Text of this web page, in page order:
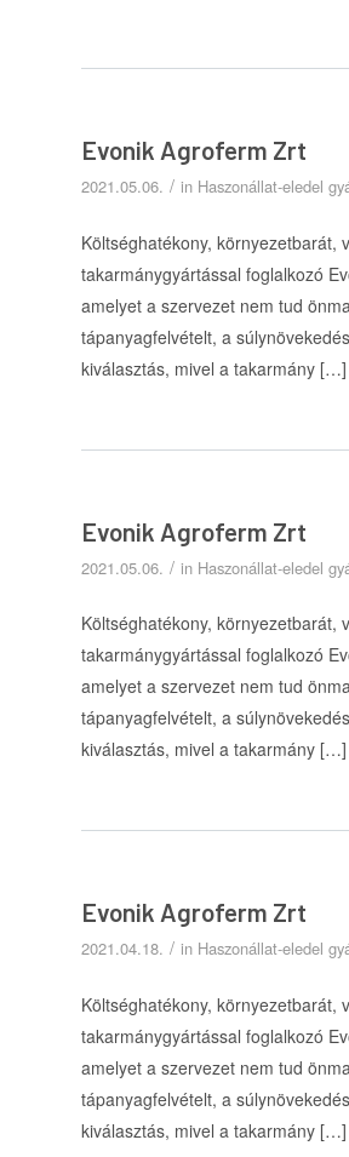
Evonik Agroferm Zrt
2021.05.06. / in Haszonállat-eledel
Költséghatékony, környezetbarát,
takarmánygyártással foglalkozó
amelyet a szervezet nem tud
tápanyagfelvételt, a
kiválasztás, mivel a takarmány […]
Evonik Agroferm Zrt
2021.05.06. / in Haszonállat-eledel
Költséghatékony, környezetbarát,
takarmánygyártással foglalkozó
amelyet a szervezet nem tud
tápanyagfelvételt, a
kiválasztás, mivel a takarmány […]
Evonik Agroferm Zrt
2021.04.18. / in Haszonállat-eledel
Költséghatékony, környezetbarát,
takarmánygyártással foglalkozó
amelyet a szervezet nem tud
tápanyagfelvételt, a
kiválasztás, mivel a takarmány […]